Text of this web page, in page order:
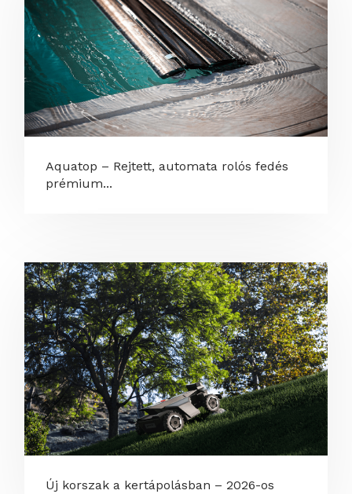
Aquatop – Rejtett, automata rolós fedés
prémium...
Új korszak a kertápolásban – 2026-os